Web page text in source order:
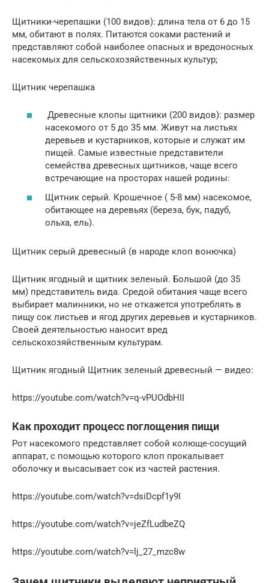
Щитники-черепашки (100 видов): длина тела от 6 до 15
мм, обитают в полях. Питаются соками растений и
представляют собой наиболее опасных и вредоносных
насекомых для сельскохозяйственных культур;
Щитник черепашка
Древесные клопы щитники (200 видов): размер
насекомого от 5 до 35 мм. Живут на листьях
деревьев и кустарников, которые и служат им
пищей. Самые известные представители
семейства древесных щитников, чаще всего
встречающие на просторах нашей родины:
Щитник серый. Крошечное ( 5-8 мм) насекомое,
обитающее на деревьях (береза, бук, падуб,
ольха, ель).
Щитник серый древесный (в народе клоп вонючка)
Щитник ягодный и щитник зеленый. Большой (до 35
мм) представитель вида. Средой обитания чаще всего
выбирает малинники, но не откажется употреблять в
пищу сок листьев и ягод других деревьев и кустарников.
Своей деятельностью наносит вред
сельскохозяйственным культурам.
Щитник ягодный Щитник зеленый древесный — видео:
https://youtube.com/watch?v=q-vPUOdbHII
Как проходит процесс поглощения пищи
Рот насекомого представляет собой колюще-сосущий
аппарат, с помощью которого клоп прокалывает
оболочку и высасывает сок из частей растения.
https://youtube.com/watch?v=dsiDcpf1y9I
https://youtube.com/watch?v=jeZfLudbeZQ
https://youtube.com/watch?v=lj_27_mzc8w